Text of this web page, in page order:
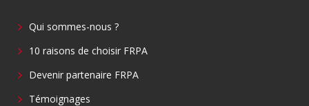
o
o
d
i
Qui sommes-nous ?
10 raisons de choisir FRPA
Devenir partenaire FRPA
Témoignages